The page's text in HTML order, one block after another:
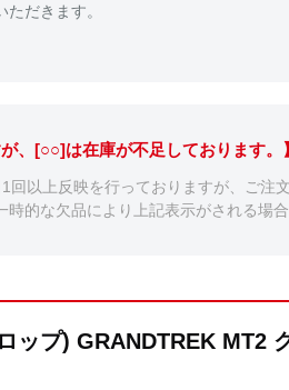
ただきます。
が、[○○]は在庫が不足しております
回以上反映を行っておりますが、ご注
時的な欠品により上記表示がされる場
ップ) GRANDTREK MT2